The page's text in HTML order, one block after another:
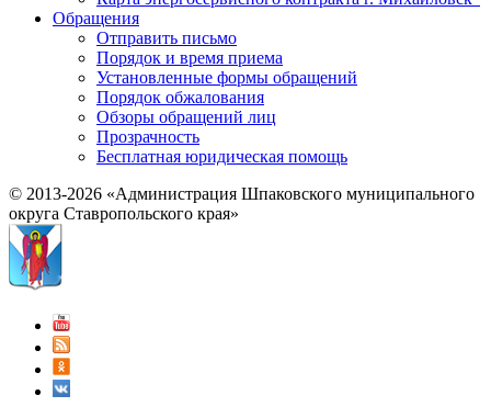
Обращения
Отправить письмо
Порядок и время приема
Установленные формы обращений
Порядок обжалования
Обзоры обращений лиц
Прозрачность
Бесплатная юридическая помощь
© 2013-2026 «Администрация Шпаковского муниципального
округа Ставропольского края»